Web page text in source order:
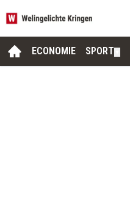
ECONOMIE SPORT